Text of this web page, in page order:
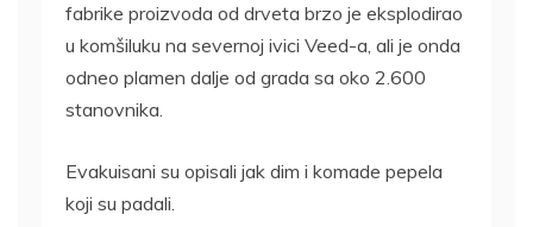
fabrike proizvoda od drveta brzo je eksplodirao
u komšiluku na severnoj ivici Veed-a, ali je onda
odneo plamen dalje od grada sa oko 2.600
stanovnika.
Evakuisani su opisali jak dim i komade pepela
koji su padali.